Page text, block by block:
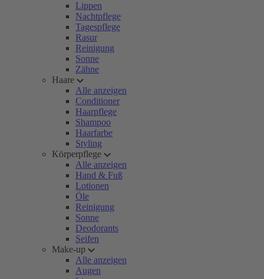
Lippen
Nachtpflege
Tagespflege
Rasur
Reinigung
Sonne
Zähne
Haare
Alle anzeigen
Conditioner
Haarpflege
Shampoo
Haarfarbe
Styling
Körperpflege
Alle anzeigen
Hand & Fuß
Lotionen
Öle
Reinigung
Sonne
Deodorants
Seifen
Make-up
Alle anzeigen
Augen